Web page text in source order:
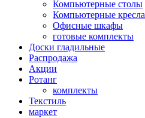
Компьютерные столы
Компьютерные кресла
Офисные шкафы
готовые комплекты
Доски гладильные
Распродажа
Акции
Ротанг
комплекты
Текстиль
маркет